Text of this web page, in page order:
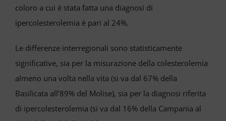
coloro a cui è stata fatta una diagnosi di
ipercolesterolemia è pari al 24%.
Le differenze interregionali sono statisticamente
significative, sia per la misurazione della colesterolemia
almeno una volta nella vita (si va dal 67% della
Basilicata all’89% del Molise), sia per la diagnosi riferita
di ipercolesterolemia (si va dal 16% della Campania al